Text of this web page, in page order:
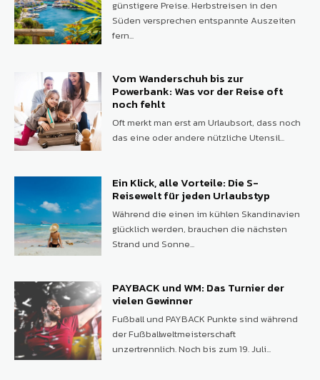
günstigere Preise. Herbstreisen in den
Süden versprechen entspannte Auszeiten
fern...
Vom Wanderschuh bis zur
Powerbank: Was vor der Reise oft
noch fehlt
Oft merkt man erst am Urlaubsort, dass noch
das eine oder andere nützliche Utensil...
Ein Klick, alle Vorteile: Die S-
Reisewelt für jeden Urlaubstyp
Während die einen im kühlen Skandinavien
glücklich werden, brauchen die nächsten
Strand und Sonne...
PAYBACK und WM: Das Turnier der
vielen Gewinner
Fußball und PAYBACK Punkte sind während
der Fußballweltmeisterschaft
unzertrennlich. Noch bis zum 19. Juli...